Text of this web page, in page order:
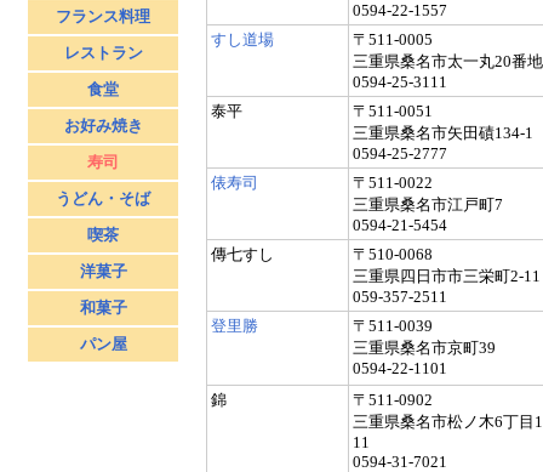
フランス料理
レストラン
食堂
お好み焼き
寿司
うどん・そば
喫茶
洋菓子
和菓子
パン屋
0594-22-1557
すし道場
〒511-0005
三重県桑名市太一丸20番地
0594-25-3111
泰平
〒511-0051
三重県桑名市矢田磧134-1
0594-25-2777
俵寿司
〒511-0022
三重県桑名市江戸町7
0594-21-5454
傳七すし
〒510-0068
三重県四日市市三栄町2-11
059-357-2511
登里勝
〒511-0039
三重県桑名市京町39
0594-22-1101
錦
〒511-0902
三重県桑名市松ノ木6丁目
11
0594-31-7021